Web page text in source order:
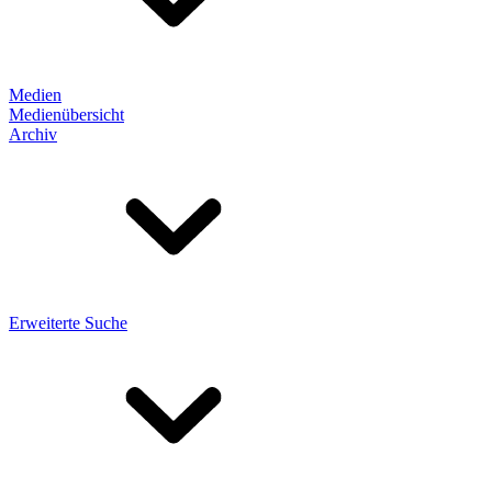
Medien
Medienübersicht
Archiv
Erweiterte Suche